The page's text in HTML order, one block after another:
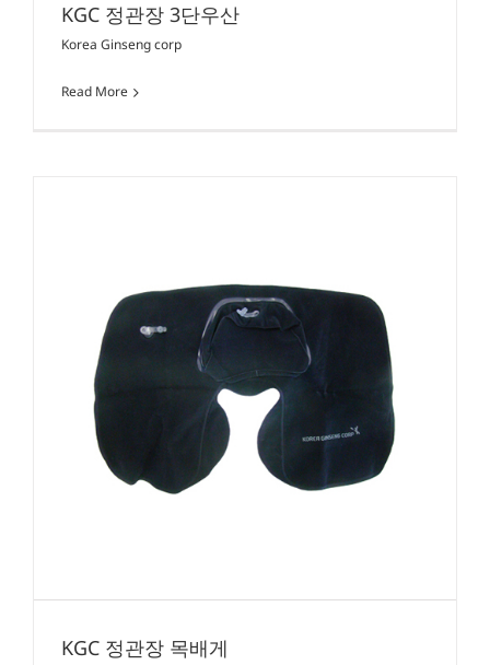
KGC 정관장 3단우산
Korea Ginseng corp
Read More
KGC 정관장 목배게